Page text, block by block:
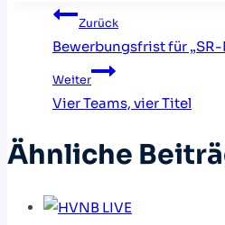
Zurück
Bewerbungsfrist für
Weiter
Vier Teams, vier Titel
Ähnliche